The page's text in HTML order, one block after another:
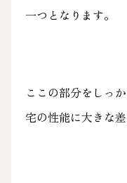
一つとなります。
ここの部分をしっ
宅の性能に大きな